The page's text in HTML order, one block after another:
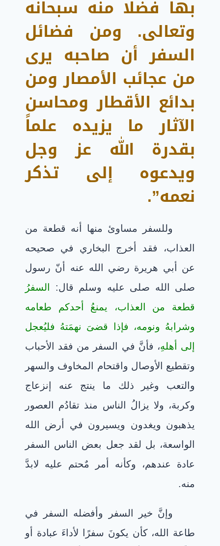
بها فضلا منه سبحانه
وتعالى. ومن فضائل
السفر أن صاحبه يرى
من عجائب الأمصار ومن
بدائع الأقطار ومحاسن
الآثار ما يزيده علماً
بقدرة الله عز وجل
ويدعوه إلى تذكر
نعمه”.
وللسفر مساوئ منها أنه قطعة من
العذاب، فقد أخرج البخاري في صحيحه
عن أبي هريرة رضي الله عنه أنّ رسول
صلى الله صلى عليه وسلم قال:
السفرُ
قطعة من العذاب، يمنعُ أحدكم طعامه
وشرابهُ ونومه، فإذا قضىَ نهمَتهُ فليُعجل
إلى أهلهِ، فأنَّ في السفر من فقد الأحباب
وتقطيع الأوصال واقتحام المخاوف والسهر
والتعب وغير ذلك ما ينتج عنه إنزعاج
وكربة، ولا يزالُ الناس منذ تقادُم العصور
يذهبون ويغدون ويسيرون في أرض الله
الواسعة، بل لقد جعل بعض الناس السفر
عادة عندهم، وكأنه أمر مٌحتم عليه لابدَّ
منه.
وإنَّ خير السفر وأفضله السفر في
طاعة الله، كأن يكونَ سفرًا لأداءَ عبادة أو